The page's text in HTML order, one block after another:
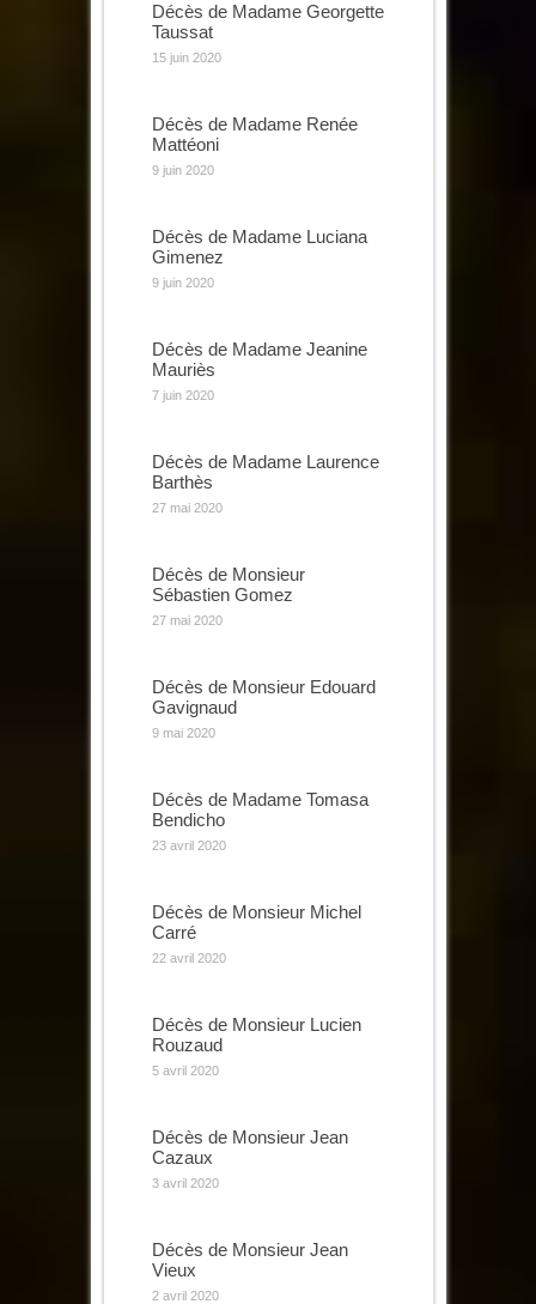
Décès de Madame Georgette
Taussat
15 juin 2020
Décès de Madame Renée
Mattéoni
9 juin 2020
Décès de Madame Luciana
Gimenez
9 juin 2020
Décès de Madame Jeanine
Mauriès
7 juin 2020
Décès de Madame Laurence
Barthès
27 mai 2020
Décès de Monsieur
Sébastien Gomez
27 mai 2020
Décès de Monsieur Edouard
Gavignaud
9 mai 2020
Décès de Madame Tomasa
Bendicho
23 avril 2020
Décès de Monsieur Michel
Carré
22 avril 2020
Décès de Monsieur Lucien
Rouzaud
5 avril 2020
Décès de Monsieur Jean
Cazaux
3 avril 2020
Décès de Monsieur Jean
Vieux
2 avril 2020